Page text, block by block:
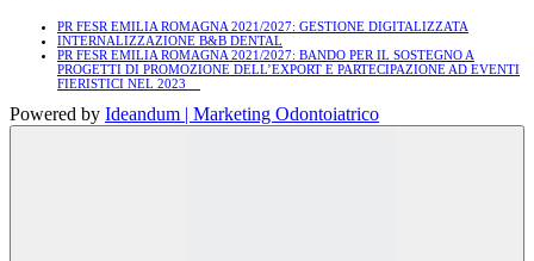
PR FESR EMILIA ROMAGNA 2021/2027: GESTIONE DIGITALIZZATA
INTERNALIZZAZIONE B&B DENTAL
PR FESR EMILIA ROMAGNA 2021/2027: BANDO PER IL SOSTEGNO A
PROGETTI DI PROMOZIONE DELL’EXPORT E PARTECIPAZIONE AD EVENTI
FIERISTICI NEL 2023
Powered by Ideandum | Marketing Odontoiatrico